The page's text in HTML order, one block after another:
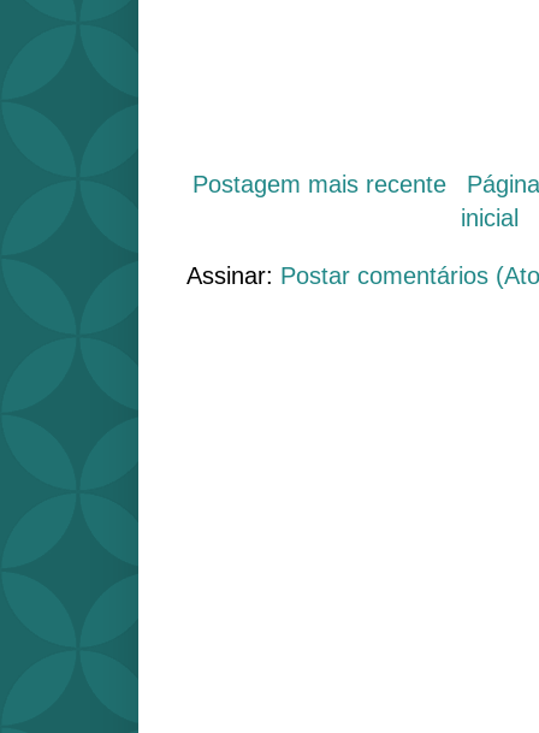
Postagem mais recente
inicial
Assinar: Postar comentários